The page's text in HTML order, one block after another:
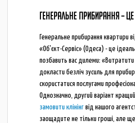
ГЕНЕРАЛЬНЕ ПРИБИРАННЯ –
Генеральне прибирання квартири
«Об'єкт-Сервіс» (Одеса) - це
позбавить вас дилеми: «Витратити
докласти безліч зусиль для
скористатися послугами
Однозначно, другий варіант
замовити клінінг від нашого
заощадите не тільки гроші, але ще